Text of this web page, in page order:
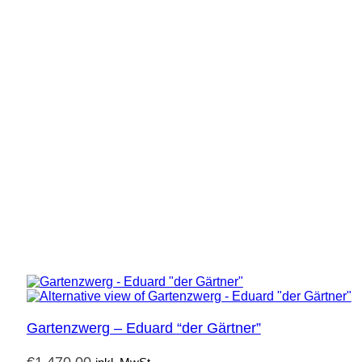
Gartenzwerg – Eduard “der Gärtner”